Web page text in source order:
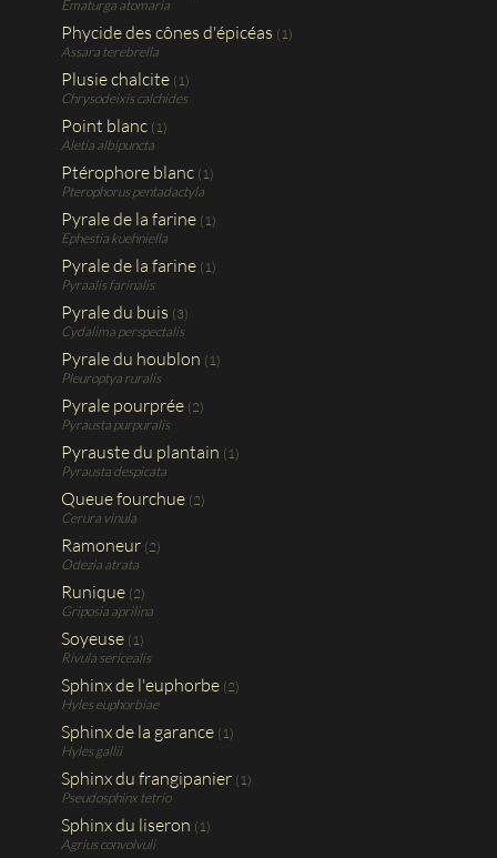
Ematurga atomaria
Phycide des cônes d'épicéas (1)
Assara terebrella
Plusie chalcite (1)
Chrysodeixis calchides
Point blanc (1)
Aletia albipuncta
Ptérophore blanc (1)
Pterophorus pentadactyla
Pyrale de la farine (1)
Ephestia kuehniella
Pyrale de la farine (1)
Pyraalis farinalis
Pyrale du buis (3)
Cydalima perspectalis
Pyrale du houblon (1)
Pleuroptya ruralis
Pyrale pourprée (2)
Pyrausta purpuralis
Pyrauste du plantain (1)
Pyrausta despicata
Queue fourchue (2)
Cerura vinula
Ramoneur (2)
Odezia atrata
Runique (2)
Griposia aprilina
Soyeuse (1)
Rivula sericealis
Sphinx de l'euphorbe (2)
Hyles euphorbiae
Sphinx de la garance (1)
Hyles gallii
Sphinx du frangipanier (1)
Pseudosphinx tetrio
Sphinx du liseron (1)
Agrius convolvuli